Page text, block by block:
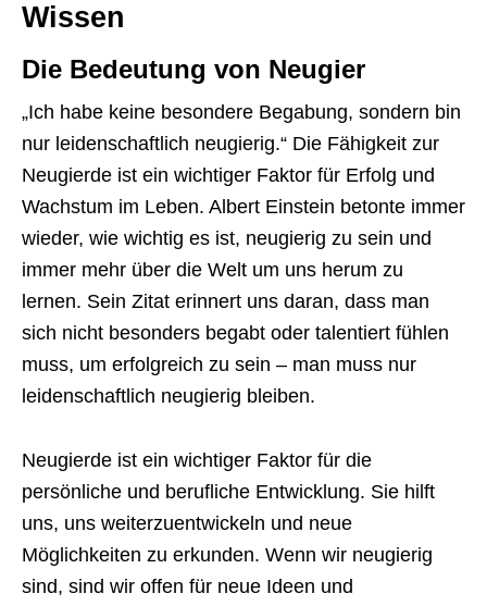
Wissen
Die Bedeutung von Neugier
„Ich habe keine besondere Begabung, sondern bin
nur leidenschaftlich neugierig.“ Die Fähigkeit zur
Neugierde ist ein wichtiger Faktor für Erfolg und
Wachstum im Leben. Albert Einstein betonte immer
wieder, wie wichtig es ist, neugierig zu sein und
immer mehr über die Welt um uns herum zu
lernen. Sein Zitat erinnert uns daran, dass man
sich nicht besonders begabt oder talentiert fühlen
muss, um erfolgreich zu sein – man muss nur
leidenschaftlich neugierig bleiben.
Neugierde ist ein wichtiger Faktor für die
persönliche und berufliche Entwicklung. Sie hilft
uns, uns weiterzuentwickeln und neue
Möglichkeiten zu erkunden. Wenn wir neugierig
sind, sind wir offen für neue Ideen und